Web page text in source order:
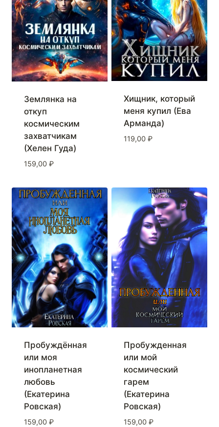
Землянка на
откуп
космическим
захватчикам
(Хелен Гуда)
159,00 ₽
Хищник, который
меня купил (Ева
Арманда)
119,00 ₽
Пробуждённая
или моя
инопланетная
любовь
(Екатерина
Ровская)
159,00 ₽
Пробужденная
или мой
космический
гарем
(Екатерина
Ровская)
159,00 ₽